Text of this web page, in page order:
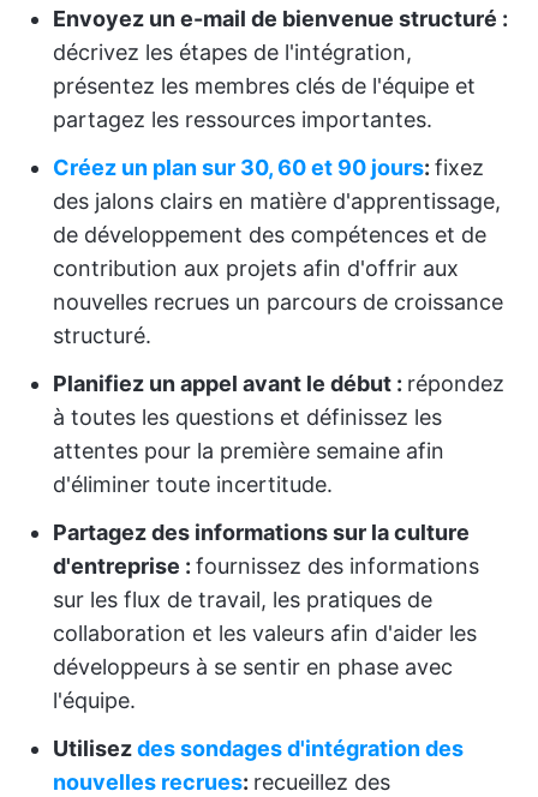
Envoyez un e-mail de bienvenue structuré :
décrivez les étapes de l'intégration,
présentez les membres clés de l'équipe et
partagez les ressources importantes.
Créez un plan sur 30, 60 et 90 jours: fixez
des jalons clairs en matière d'apprentissage,
de développement des compétences et de
contribution aux projets afin d'offrir aux
nouvelles recrues un parcours de croissance
structuré.
Planifiez un appel avant le début : répondez
à toutes les questions et définissez les
attentes pour la première semaine afin
d'éliminer toute incertitude.
Partagez des informations sur la culture
d'entreprise : fournissez des informations
sur les flux de travail, les pratiques de
collaboration et les valeurs afin d'aider les
développeurs à se sentir en phase avec
l'équipe.
Utilisezdes sondages d'intégration des
nouvelles recrues: recueillez des